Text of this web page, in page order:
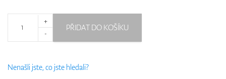
+
-
PŘIDAT DO KOŠÍKU
Nenašli jste, co jste hledali?